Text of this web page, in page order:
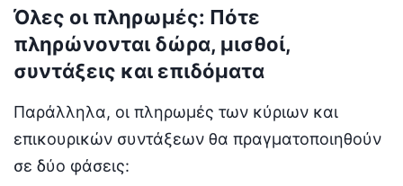
Όλες οι πληρωμές: Πότε
πληρώνονται δώρα, μισθοί,
συντάξεις και επιδόματα
Παράλληλα, οι πληρωμές των κύριων και
επικουρικών συντάξεων θα πραγματοποιηθούν
σε δύο φάσεις: